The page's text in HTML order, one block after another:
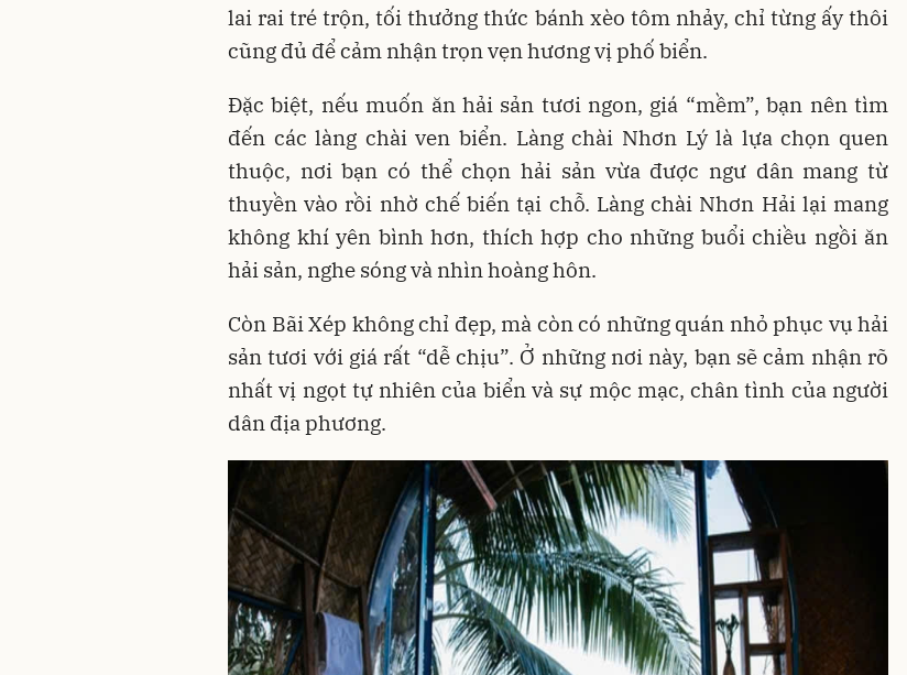
lai rai tré trộn, tối thưởng thức bánh xèo tôm nhảy, chỉ từng ấy thôi
cũng đủ để cảm nhận trọn vẹn hương vị phố biển.
Đặc biệt, nếu muốn ăn hải sản tươi ngon, giá “mềm”, bạn nên tìm
đến các làng chài ven biển. Làng chài Nhơn Lý là lựa chọn quen
thuộc, nơi bạn có thể chọn hải sản vừa được ngư dân mang từ
thuyền vào rồi nhờ chế biến tại chỗ. Làng chài Nhơn Hải lại mang
không khí yên bình hơn, thích hợp cho những buổi chiều ngồi ăn
hải sản, nghe sóng và nhìn hoàng hôn.
Còn Bãi Xép không chỉ đẹp, mà còn có những quán nhỏ phục vụ hải
sản tươi với giá rất “dễ chịu”. Ở những nơi này, bạn sẽ cảm nhận rõ
nhất vị ngọt tự nhiên của biển và sự mộc mạc, chân tình của người
dân địa phương.